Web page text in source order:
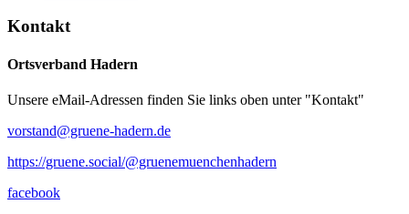
Kontakt
Ortsverband Hadern
Unsere eMail-Adressen finden Sie links oben unter "Kontakt"
vorstand@gruene-hadern.de
https://gruene.social/@gruenemuenchenhadern
facebook